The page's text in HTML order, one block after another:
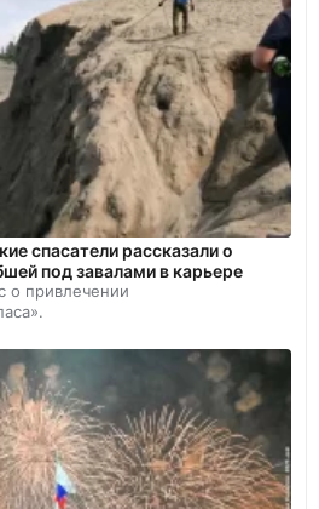
спасатели рассказали о
под завалами в карьере
о привлечении